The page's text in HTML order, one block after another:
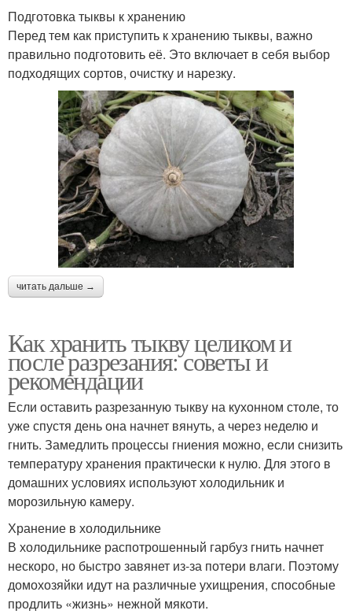
Подготовка тыквы к хранению
Перед тем как приступить к хранению тыквы, важно
правильно подготовить её. Это включает в себя выбор
подходящих сортов, очистку и нарезку.
читать дальше →
Как хранить тыкву целиком и
после разрезания: советы и
рекомендации
Если оставить разрезанную тыкву на кухонном столе, то
уже спустя день она начнет вянуть, а через неделю и
гнить. Замедлить процессы гниения можно, если снизить
температуру хранения практически к нулю. Для этого в
домашних условиях используют холодильник и
морозильную камеру.
Хранение в холодильнике
В холодильнике распотрошенный гарбуз гнить начнет
нескоро, но быстро завянет из-за потери влаги. Поэтому
домохозяйки идут на различные ухищрения, способные
продлить «жизнь» нежной мякоти.